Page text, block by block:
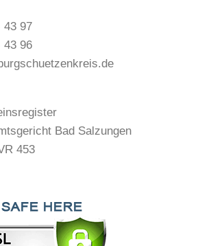
43 97
43 96
Bad Salzungen
453